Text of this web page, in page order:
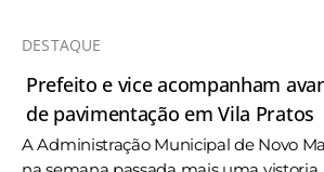
DESTAQUE
Prefeito e vice acompanham
de pavimentação em Vila Pratos
A Administração Municipal de Novo